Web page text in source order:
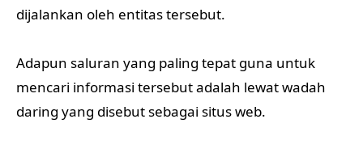
dijalankan oleh entitas tersebut.
Adapun saluran yang paling tepat guna untuk
mencari informasi tersebut adalah lewat wadah
daring yang disebut sebagai situs web.